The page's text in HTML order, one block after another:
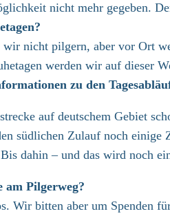
nicht mehr gegeben.
wir nicht pilgern, aber vor Ort
werden wir auf dieser
zu den
auf deutschem Gebiet
südlichen Zulauf noch
dahin – und das wird noch
am Pilgerweg?
Wir bitten aber um Spenden